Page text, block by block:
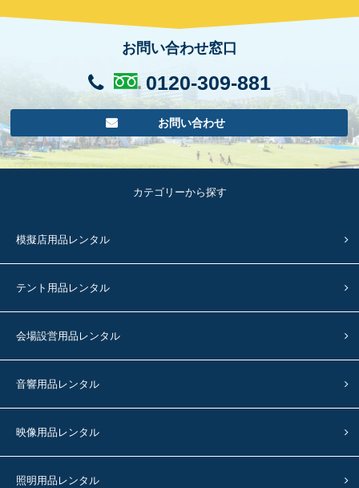
お問い合わせ窓口
0120-309-881
お問い合わせ
カテゴリーから探す
模擬店用品レンタル
テント用品レンタル
会場設営用品レンタル
音響用品レンタル
映像用品レンタル
照明用品レンタル